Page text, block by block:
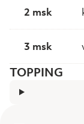
2 msk
3 msk
TOPPING